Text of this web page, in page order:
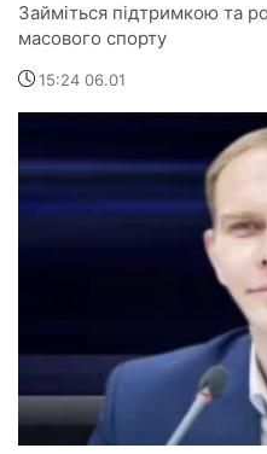
Займіться підтримкою та
масового спорту
15:24 06.01